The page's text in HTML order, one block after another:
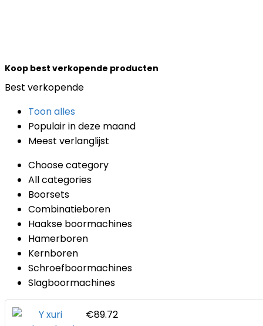
Koop best verkopende producten
Best verkopende
Toon alles
Populair in deze maand
Meest verlanglijst
Choose category
All categories
Boorsets
Combinatieboren
Haakse boormachines
Hamerboren
Kernboren
Schroefboormachines
Slagboormachines
€89.72